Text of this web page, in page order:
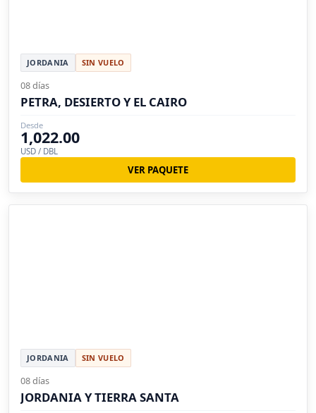
JORDANIA SIN VUELO
08 días
PETRA, DESIERTO Y EL CAIRO
Desde
1,022.00
USD / DBL
VER PAQUETE
JORDANIA SIN VUELO
08 días
JORDANIA Y TIERRA SANTA